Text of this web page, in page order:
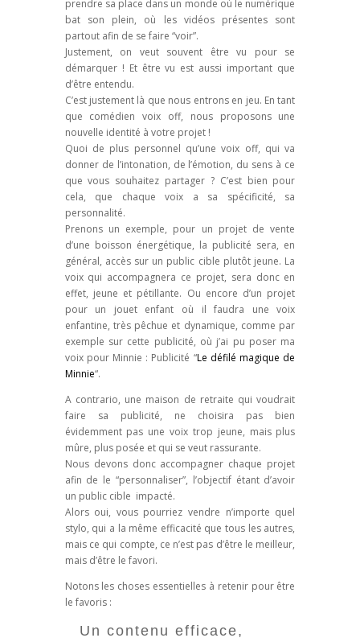
prendre sa place dans un monde où le numérique
bat son plein, où les vidéos présentes sont
partout afin de se faire “voir”.
Justement, on veut souvent être vu pour se
démarquer ! Et être vu est aussi important que
d’être entendu.
C’est justement là que nous entrons en jeu. En tant
que comédien voix off, nous proposons une
nouvelle identité à votre projet !
Quoi de plus personnel qu’une voix off, qui va
donner de l’intonation, de l’émotion, du sens à ce
que vous souhaitez partager ? C’est bien pour
cela, que chaque voix a sa spécificité, sa
personnalité.
Prenons un exemple, pour un projet de vente
d’une boisson énergétique, la publicité sera, en
général, accès sur un public cible plutôt jeune. La
voix qui accompagnera ce projet, sera donc en
effet, jeune et pétillante. Ou encore d’un projet
pour un jouet enfant où il faudra une voix
enfantine, très pêchue et dynamique, comme par
exemple sur cette publicité, où j’ai pu poser ma
voix pour Minnie : Publicité “Le défilé magique de
Minnie“.
A contrario, une maison de retraite qui voudrait
faire sa publicité, ne choisira pas bien
évidemment pas une voix trop jeune, mais plus
mûre, plus posée et qui se veut rassurante.
Nous devons donc accompagner chaque projet
afin de le “personnaliser”, l’objectif étant d’avoir
un public cible impacté.
Alors oui, vous pourriez vendre n’importe quel
stylo, qui a la même efficacité que tous les autres,
mais ce qui compte, ce n’est pas d’être le meilleur,
mais d’être le favori.
Notons les choses essentielles à retenir pour être
le favoris :
Un contenu efficace,